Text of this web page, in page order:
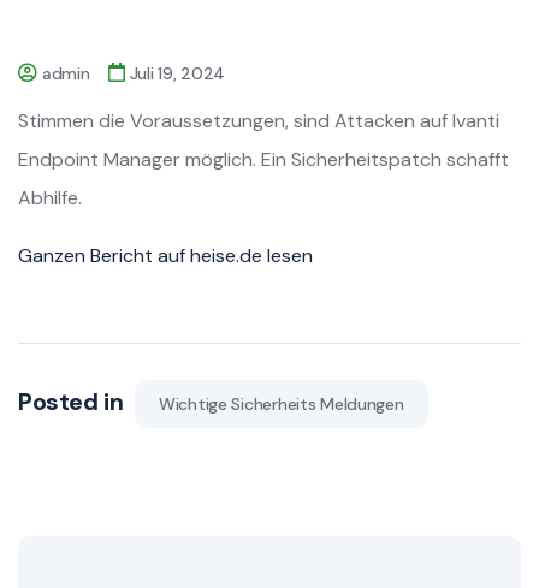
admin Juli 19, 2024
Stimmen die Voraussetzungen, sind Attacken auf Ivanti
Endpoint Manager möglich. Ein Sicherheitspatch schafft
Abhilfe.
Ganzen Bericht auf heise.de lesen
Posted in Wichtige Sicherheits Meldungen